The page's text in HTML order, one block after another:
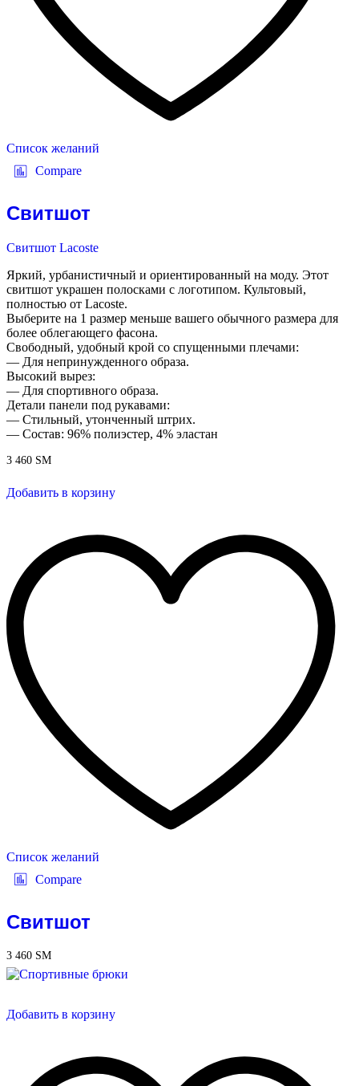
Список желаний
Compare
Свитшот
Свитшот Lacoste
Яркий, урбанистичный и ориентированный на моду. Этот
свитшот украшен полосками с логотипом. Культовый,
полностью от Lacoste.
Выберите на 1 размер меньше вашего обычного размера для
более облегающего фасона.
Свободный, удобный крой со спущенными плечами:
— Для непринужденного образа.
Высокий вырез:
— Для спортивного образа.
Детали панели под рукавами:
— Стильный, утонченный штрих.
— Состав: 96% полиэстер, 4% эластан
3 460 ЅМ
Добавить в корзину
Список желаний
Compare
Свитшот
3 460 ЅМ
Добавить в корзину